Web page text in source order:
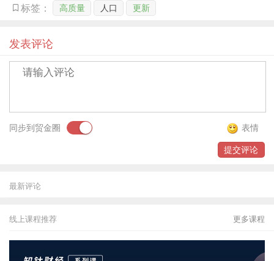
标签： 高质量 人口 更新
发表评论
同步到贸金圈
表情
提交评论
最新评论
线上课程推荐 更多课程
贸金书城
贸金APP